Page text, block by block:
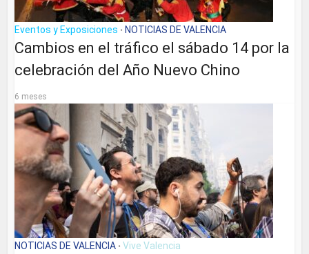
Eventos y Exposiciones • NOTICIAS DE VALENCIA
Cambios en el tráfico el sábado 14 por la
celebración del Año Nuevo Chino
6 meses
NOTICIAS DE VALENCIA • Vive Valencia